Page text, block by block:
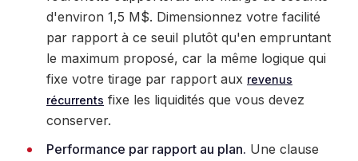
d'environ 1,5 M$. Dimensionnez votre facilité
par rapport à ce seuil plutôt qu'en empruntant
le maximum proposé, car la même logique qui
fixe votre tirage par rapport aux revenus
récurrents fixe les liquidités que vous devez
conserver.
Performance par rapport au plan. Une clause